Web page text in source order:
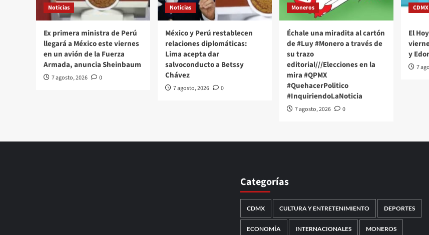
Noticias
Ex primera ministra de Perú
llegará a México este viernes
en un avión de la Fuerza
Armada, anuncia Sheinbaum
7 agosto, 2026 0
Noticias
México y Perú restablecen
relaciones diplomáticas:
Lima acepta dar
salvoconducto a Betssy
Chávez
7 agosto, 2026 0
Moneros
Échale una miradita al cartón
de #Luy #Monero a través de
su trazo
editorial///Elecciones en la
mira #QPMX
#QuehacerPolitico
#InquiriendoLaNoticia
7 agosto, 2026 0
CDMX
El
y
7
Categorías
CDMX CULTURA Y ENTRETENIMIENTO DEPORTES
ECONOMÍA INTERNACIONALES MONEROS